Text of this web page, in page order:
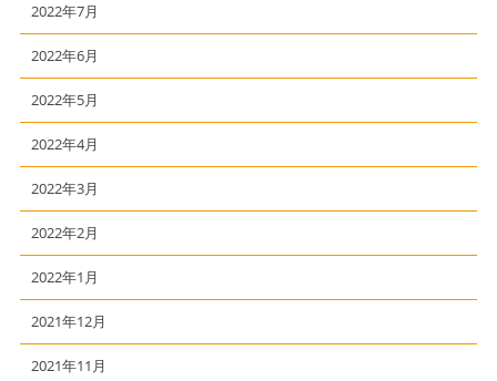
2022年7月
2022年6月
2022年5月
2022年4月
2022年3月
2022年2月
2022年1月
2021年12月
2021年11月